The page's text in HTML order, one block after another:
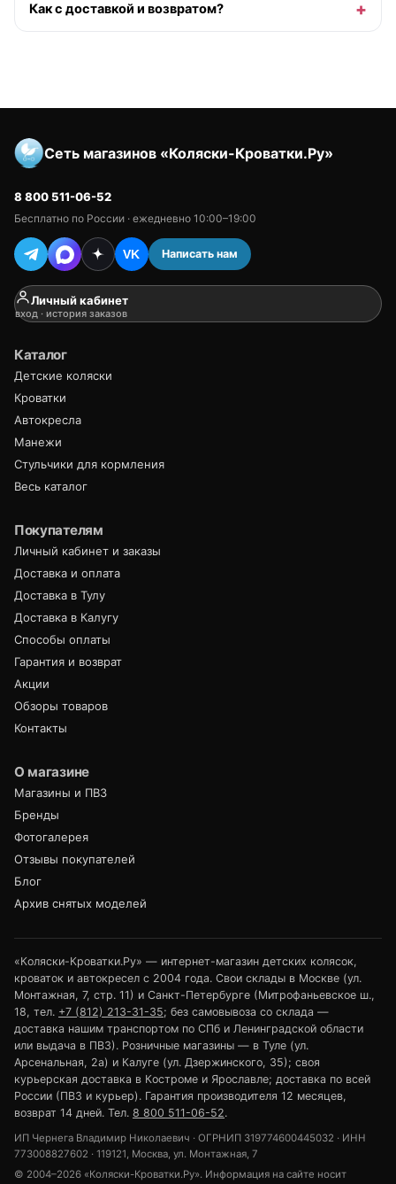
Как с доставкой и возвратом?
Сеть магазинов «Коляски-Кроватки.Ру»
8 800 511-06-52
Бесплатно по России · ежедневно 10:00–19:00
VK Написать нам
Личный кабинет
вход · история заказов
Каталог
Детские коляски
Кроватки
Автокресла
Манежи
Стульчики для кормления
Весь каталог
Покупателям
Личный кабинет и заказы
Доставка и оплата
Доставка в Тулу
Доставка в Калугу
Способы оплаты
Гарантия и возврат
Акции
Обзоры товаров
Контакты
О магазине
Магазины и ПВЗ
Бренды
Фотогалерея
Отзывы покупателей
Блог
Архив снятых моделей
«Коляски-Кроватки.Ру» — интернет-магазин детских колясок,
кроваток и автокресел с 2004 года. Свои склады в Москве (ул.
Монтажная, 7, стр. 11) и Санкт-Петербурге (Митрофаньевское ш.,
18, тел. +7 (812) 213-31-35; без самовывоза со склада —
доставка нашим транспортом по СПб и Ленинградской области
или выдача в ПВЗ). Розничные магазины — в Туле (ул.
Арсенальная, 2а) и Калуге (ул. Дзержинского, 35); своя
курьерская доставка в Костроме и Ярославле; доставка по всей
России (ПВЗ и курьер). Гарантия производителя 12 месяцев,
возврат 14 дней. Тел. 8 800 511-06-52.
ИП Чернега Владимир Николаевич · ОГРНИП 319774600445032 · ИНН
773008827602 · 119121, Москва, ул. Монтажная, 7
© 2004–2026 «Коляски-Кроватки.Ру». Информация на сайте носит